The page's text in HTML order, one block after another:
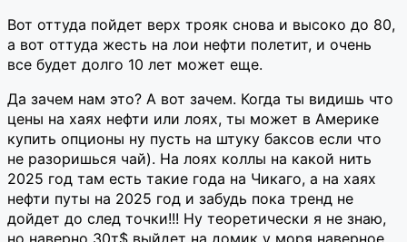
Вот оттуда пойдет верх трояк снова и высоко до 80,
а вот оттуда жесть на лои нефти полетит, и очень
все будет долго 10 лет может еще.
Да зачем нам это? А вот зачем. Когда ты видишь что
цены на хаях нефти или лоях, ты может в Америке
купить опционы ну пусть на штуку баксов если что
не разоришься чай). На лоях коллы на какой нить
2025 год там есть такие года на Чикаго, а на хаях
нефти путы на 2025 год и забудь пока тренд не
дойдет до след точки!!! Ну теоретически я не знаю,
но наверно 30т$ выйдет на домик у моря наверное,